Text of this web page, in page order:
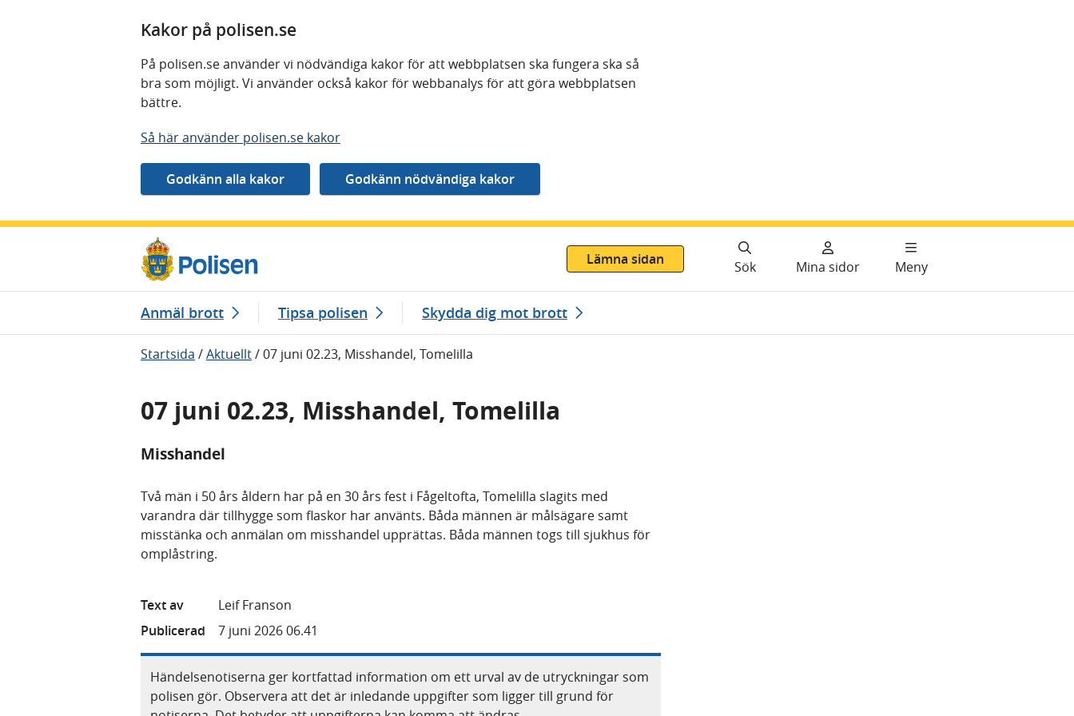
Kakor på polisen.se
På polisen.se använder vi nödvändiga kakor för att webbplatsen ska fungera ska så
bra som möjligt. Vi använder också kakor för webbanalys för att göra webbplatsen
bättre.
Så här använder polisen.se kakor
Lämna sidan
Sök Mina sidor Meny
Anmäl brott Tipsa polisen Skydda dig mot brott
Startsida /Aktuellt/07 juni 02.23, Misshandel, Tomelilla
07 juni 02.23, Misshandel, Tomelilla
Misshandel
Två män i 50 års åldern har på en 30 års fest i Fågeltofta, Tomelilla slagits med
varandra där tillhygge som flaskor har använts. Båda männen är målsägare samt
misstänka och anmälan om misshandel upprättas. Båda männen togs till sjukhus för
omplåstring.
Text av
Leif Franson
Publicerad
7 juni 2026 06.41
Händelsenotiserna ger kortfattad information om ett urval av de utryckningar som
polisen gör. Observera att det är inledande uppgifter som ligger till grund för